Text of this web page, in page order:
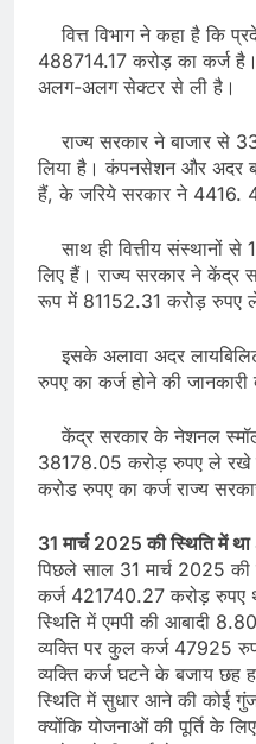
वित्त विभाग ने कहा है कि
488714.17 करोड़ का कर्ज
अलग-अलग सेक्टर से ली है।
राज्य सरकार ने बाजार से
लिया है। कंपनसेशन और अदर
हैं, के जरिये सरकार ने 4416.
साथ ही वित्तीय संस्थानों
लिए हैं। राज्य सरकार ने केंद्र
रूप में 81152.31 करोड़ रुपए
इसके अलावा अदर
रुपए का कर्ज होने की जानकारी
केंद्र सरकार के नेशनल
38178.05 करोड़ रुपए ले
करोड रुपए का कर्ज राज्य
31 मार्च 2025 की स्थिति में
पिछले साल 31 मार्च 2025
कर्ज 421740.27 करोड़ रुपए
स्थिति में एमपी की आबादी
व्यक्ति पर कुल कर्ज 47925
व्यक्ति कर्ज घटने के बजाय छह
स्थिति में सुधार आने की कोई
क्योंकि योजनाओं की पूर्ति के